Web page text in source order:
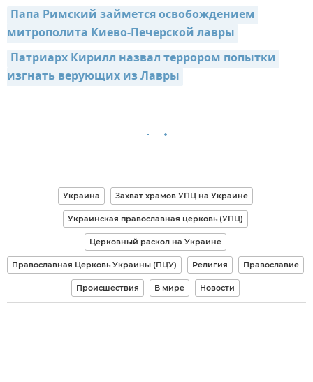
Папа Римский займется освобождением
митрополита Киево-Печерской лавры
Патриарх Кирилл назвал террором попытки
изгнать верующих из Лавры
Украина Захват храмов УПЦ на Украине
Украинская православная церковь (УПЦ)
Церковный раскол на Украине
Православная Церковь Украины (ПЦУ) Религия Православие
Происшествия В мире Новости